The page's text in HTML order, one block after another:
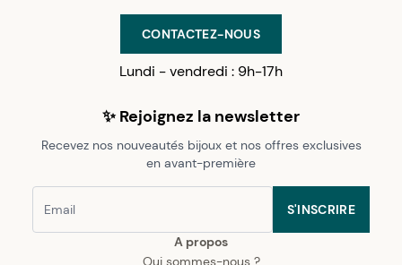
A propos
Qui sommes-nous ?
CONTACTEZ-NOUS
Lundi - vendredi : 9h-17h
✨ Rejoignez la newsletter
Recevez nos nouveautés bijoux et nos offres exclusives
en avant-première
S'INSCRIRE